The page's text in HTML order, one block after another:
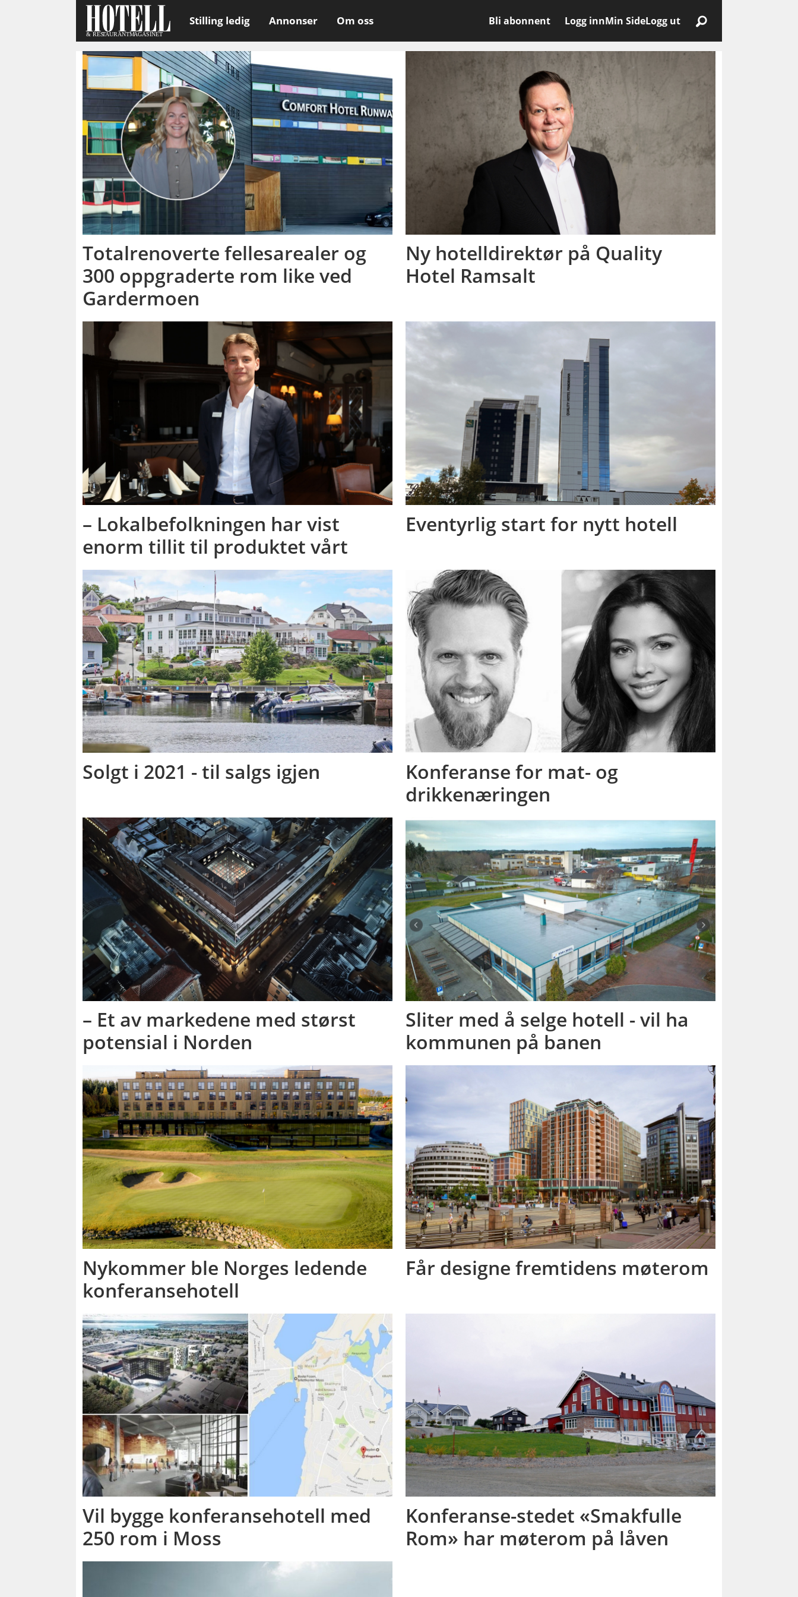
Stilling ledig Annonser Om oss Bli abonnent Logg innMin SideLogg ut
konferanse
Totalrenoverte fellesarealer og
300 oppgraderte rom like ved
Gardermoen
Ny hotelldirektør på Quality
Hotel Ramsalt
– Lokalbefolkningen har vist
enorm tillit til produktet vårt
Eventyrlig start for nytt hotell
Solgt i 2021 - til salgs igjen
Konferanse for mat- og
drikkenæringen
– Et av markedene med størst
potensial i Norden
Sliter med å selge hotell - vil ha
kommunen på banen
Nykommer ble Norges ledende
konferansehotell
Får designe fremtidens møterom
Vil bygge konferansehotell med
250 rom i Moss
Konferanse-stedet «Smakfulle
Rom» har møterom på låven